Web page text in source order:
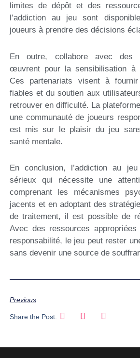
limites de dépôt et des
l’addiction au jeu sont
joueurs à prendre des décisions
En outre, collabore avec des
œuvrent pour la sensibilisation à
Ces partenariats visent à
fiables et du soutien aux
retrouver en difficulté. La
une communauté de joueurs
est mis sur le plaisir du jeu
santé mentale.
En conclusion, l’addiction au
sérieux qui nécessite une
comprenant les mécanismes
jacents et en adoptant des
de traitement, il est possible de
Avec des ressources
responsabilité, le jeu peut rester
sans devenir une source de
Previous
Share the Post: